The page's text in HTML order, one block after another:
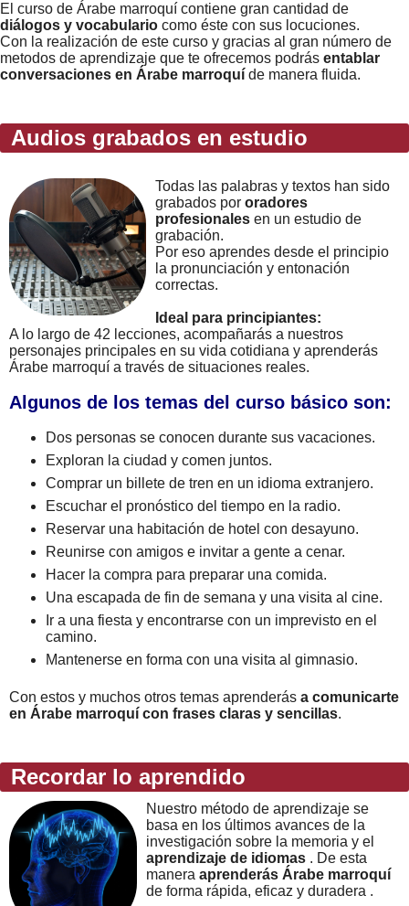
El curso de Árabe marroquí contiene gran cantidad de
diálogos y vocabulario como éste con sus locuciones.
Con la realización de este curso y gracias al gran número de
metodos de aprendizaje que te ofrecemos podrás entablar
conversaciones en Árabe marroquí de manera fluida.
Audios grabados en estudio
Todas las palabras y textos han sido
grabados por oradores
profesionales en un estudio de
grabación.
Por eso aprendes desde el principio
la pronunciación y entonación
correctas.
Ideal para principiantes:
A lo largo de 42 lecciones, acompañarás a nuestros
personajes principales en su vida cotidiana y aprenderás
Árabe marroquí a través de situaciones reales.
Algunos de los temas del curso básico son:
Dos personas se conocen durante sus vacaciones.
Exploran la ciudad y comen juntos.
Comprar un billete de tren en un idioma extranjero.
Escuchar el pronóstico del tiempo en la radio.
Reservar una habitación de hotel con desayuno.
Reunirse con amigos e invitar a gente a cenar.
Hacer la compra para preparar una comida.
Una escapada de fin de semana y una visita al cine.
Ir a una fiesta y encontrarse con un imprevisto en el
camino.
Mantenerse en forma con una visita al gimnasio.
Con estos y muchos otros temas aprenderás a comunicarte
en Árabe marroquí con frases claras y sencillas.
Recordar lo aprendido
Nuestro método de aprendizaje se
basa en los últimos avances de la
investigación sobre la memoria y el
aprendizaje de idiomas . De esta
manera aprenderás Árabe marroquí
de forma rápida, eficaz y duradera .